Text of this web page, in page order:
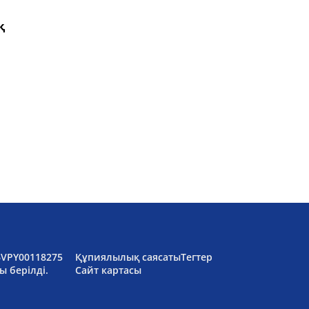
берілді.
Құпиялылық саясатыТегтер
Сайт картасы